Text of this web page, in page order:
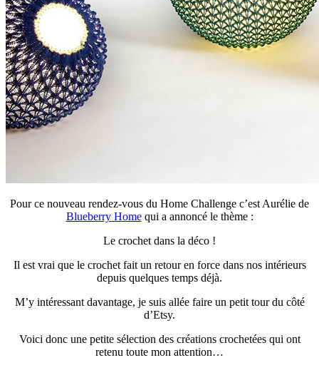
Pour ce nouveau rendez-vous du Home Challenge c’est Aurélie de
Blueberry Homequi a annoncé le thème :
Le crochet dans la déco !
Il est vrai que le crochet fait un retour en force dans nos intérieurs
depuis quelques temps déjà.
M’y intéressant davantage, je suis allée faire un petit tour du côté
d’Etsy.
Voici donc une petite sélection des créations crochetées qui ont
retenu toute mon attention…